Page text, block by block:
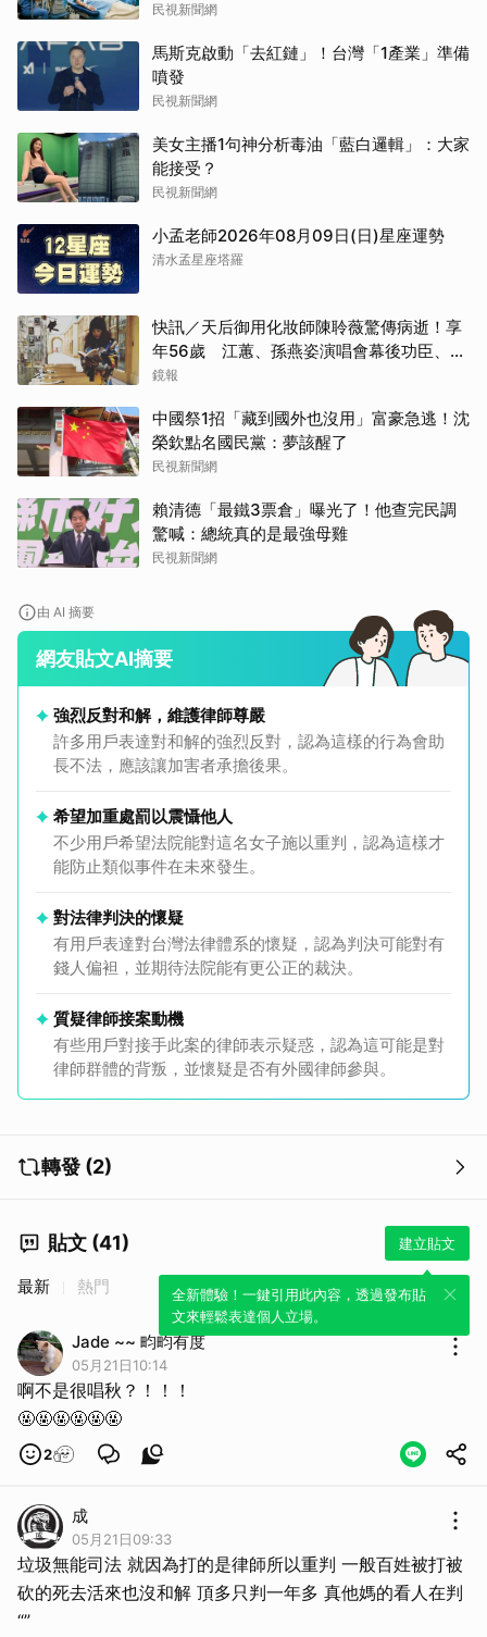
民視新聞網
馬斯克啟動「去紅鏈」！台灣「1產業」準備
噴發
民視新聞網
美女主播1句神分析毒油「藍白邏輯」：大家
能接受？
民視新聞網
小孟老師2026年08月09日(日)星座運勢
清水孟星座塔羅
快訊／天后御用化妝師陳聆薇驚傳病逝！享
年56歲 江蕙、孫燕姿演唱會幕後功臣、蔡
健雅崩潰難接受
鏡報
中國祭1招「藏到國外也沒用」富豪急逃！沈
榮欽點名國民黨：夢該醒了
民視新聞網
賴清德「最鐵3票倉」曝光了！他查完民調
驚喊：總統真的是最強母雞
民視新聞網
由 AI 摘要
網友貼文AI摘要
強烈反對和解，維護律師尊嚴
許多用戶表達對和解的強烈反對，認為這樣的行為會助
長不法，應該讓加害者承擔後果。
希望加重處罰以震懾他人
不少用戶希望法院能對這名女子施以重判，認為這樣才
能防止類似事件在未來發生。
對法律判決的懷疑
有用戶表達對台灣法律體系的懷疑，認為判決可能對有
錢人偏袒，並期待法院能有更公正的裁決。
質疑律師接案動機
有些用戶對接手此案的律師表示疑惑，認為這可能是對
律師群體的背叛，並懷疑是否有外國律師參與。
轉發 (2)
貼文 (41) 建立貼文
全新體驗！一鍵引用此內容，透過發布貼
文來輕鬆表達個人立場。
最新 熱門
Jade ~~ 畇畇有度
05月21日10:14
啊不是很唱秋？！！！
🤬🤬🤬🤬🤬🤬
2
成
05月21日09:33
垃圾無能司法 就因為打的是律師所以重判 一般百姓被打被
砍的死去活來也沒和解 頂多只判一年多 真他媽的看人在判
“”